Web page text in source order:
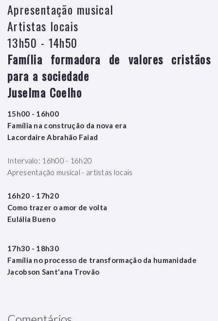
Apresentação musical
Artistas locais
13h50 - 14h50
Família formadora de valores cristãos
para a sociedade
Juselma Coelho
15h00 - 16h00
Família na construção da nova era
Lacordaire Abrahão Faiad
Intervalo: 16h00 - 16h20
Apresentação musical - artistas locais
16h20 - 17h20
Como trazer o amor de volta
Eulália Bueno
17h30 - 18h30
Família no processo de transformação da humanidade
Jacobson Sant'ana Trovão